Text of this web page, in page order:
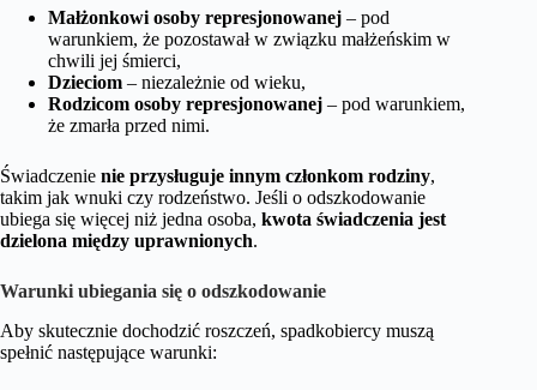
Małżonkowi osoby represjonowanej – pod
warunkiem, że pozostawał w związku małżeńskim w
chwili jej śmierci,
Dzieciom – niezależnie od wieku,
Rodzicom osoby represjonowanej – pod warunkiem,
że zmarła przed nimi.
Świadczenie nie przysługuje innym członkom rodziny,
takim jak wnuki czy rodzeństwo. Jeśli o odszkodowanie
ubiega się więcej niż jedna osoba, kwota świadczenia jest
dzielona między uprawnionych.
Warunki ubiegania się o odszkodowanie
Aby skutecznie dochodzić roszczeń, spadkobiercy muszą
spełnić następujące warunki: